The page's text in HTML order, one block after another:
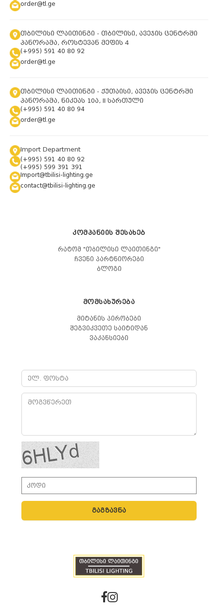
order@tl.ge
თბილისი ლაითინგი - თბილისი, ავეჯის ცენტრში
პანორამა, როსტევან მეფის 4
(+995) 591 40 80 92
order@tl.ge
თბილისი ლაითინგი - ქუთაისი, ავეჯის ცენტრში
პანორამა, ნიკეას 10ა, II სართული
(+995) 591 40 80 94
order@tl.ge
Import Department
(+995) 591 40 80 92
(+995) 599 391 391
Import@tbilisi-lighting.ge
contact@tbilisi-lighting.ge
ᲙᲝᲛᲞᲐᲜᲘᲘᲡ ᲨᲔᲡᲐᲮᲔᲑ
რატომ "თბილისი ლაითინგი"
ჩვენი პარტნიორები
ბლოგი
ᲛᲝᲛᲡᲐᲮᲣᲠᲔᲑᲐ
მიტანის პირობები
შეგვიკვეთე საიტიდან
ვაკანსიები
გაგზავნა